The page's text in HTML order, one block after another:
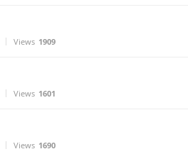
Views 1909
Views 1601
Views 1690